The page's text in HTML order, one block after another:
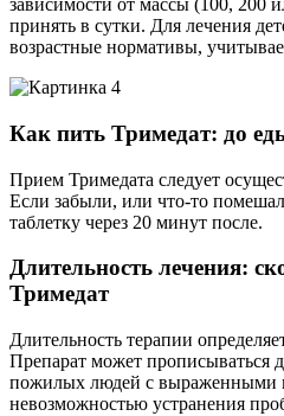
зависимости от массы (100, 200
принять в сутки. Для лечения
возрастные нормативы,
Как пить Тримедат: до
Прием Тримедата следует
Если забыли, или что-то
таблетку через 20 минут после.
Длительность лечения:
Тримедат
Длительность терапии
Препарат может прописываться
пожилых людей с выраженными
невозможностью устранения